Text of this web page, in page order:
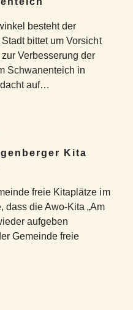
besteht der
bittet um Vorsicht
Verbesserung der
Schwanenteich in
auf…
Kita
freie Kitaplätze im
dass die Awo-Kita „Am
aufgeben
Gemeinde freie